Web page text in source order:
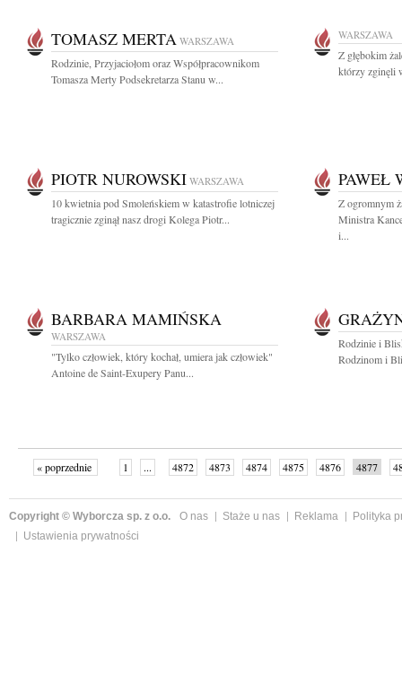
TOMASZ MERTA WARSZAWA
Rodzinie, Przyjaciołom oraz Współpracownikom
Tomasza Merty Podsekretarza Stanu w...
WARSZAWA
Z głębokim
którzy zginęli
PIOTR NUROWSKI WARSZAWA
10 kwietnia pod Smoleńskiem w katastrofie lotniczej
tragicznie zginął nasz drogi Kolega Piotr...
PAWEŁ
Z ogromnym
Ministra
i...
BARBARA MAMIŃSKA
WARSZAWA
"Tylko człowiek, który kochał, umiera jak człowiek"
Antoine de Saint-Exupery Panu...
Rodzinie i
Rodzinom i
« poprzednie 1 ... 4872 4873 4874 4875 4876 4877
Copyright © Wyborcza sp. z o.o. O nas Staże u nas Reklama
Polityka
Ustawienia prywatności